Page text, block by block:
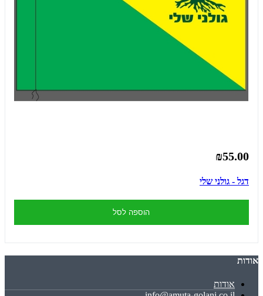
₪55.00
דגל - גולני שלי
הוספה לסל
אודות
אודות